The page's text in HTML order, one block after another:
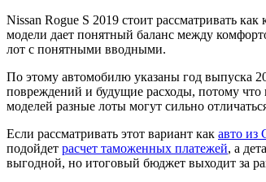
Nissan Rogue S 2019 стоит рассматривать
модели дает понятный баланс между
лот с понятными вводными.
По этому автомобилю указаны год выпуска
повреждений и будущие расходы, потому что
моделей разные лоты могут сильно
Если рассматривать этот вариант как авто
подойдет расчет таможенных платежей, а
выгодной, но итоговый бюджет выходит за